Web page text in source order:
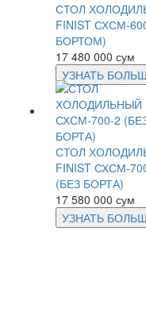
СТОЛ
FINIST СХСМ-
БОРТОМ)
17 480 000 сум
УЗНАТЬ
СТОЛ
FINIST СХСМ-
(БЕЗ БОРТА)
17 580 000 сум
УЗНАТЬ